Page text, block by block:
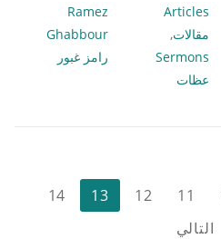
Articles
مقالات,
Sermons
عظات
Ramez
Ghabbour
رامز غبور
11
12
13
14
التالي